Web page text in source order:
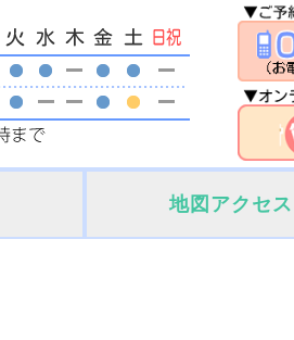
地図アクセス